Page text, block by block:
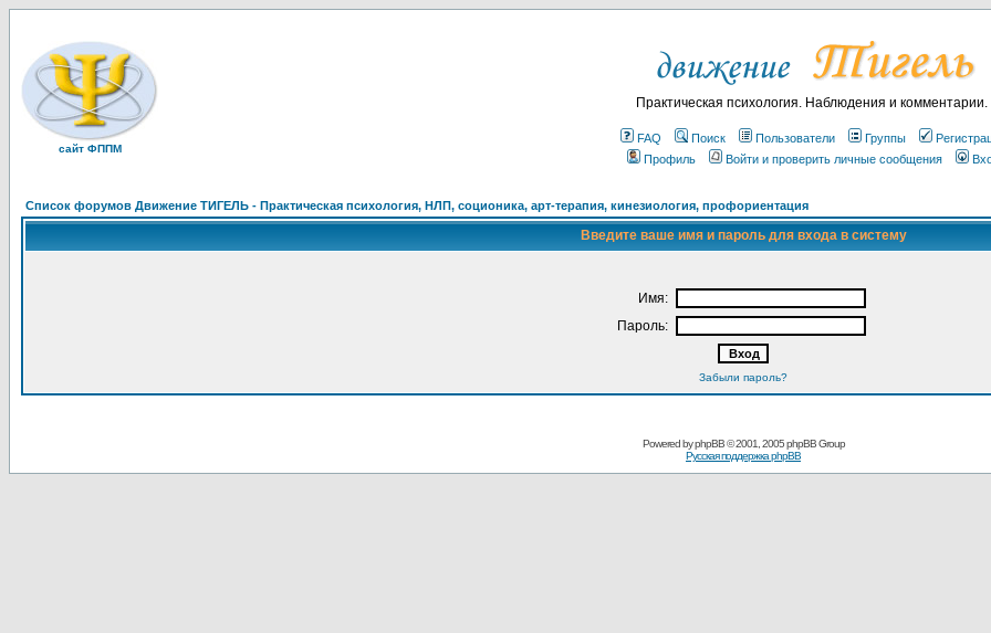
сайт ФППМ
Практическая психология. Наблюдения и комментарии.
FAQ Поиск Пользователи Группы
Профиль
Войти и проверить личные сообщения
Список форумов Движение ТИГЕЛЬ - Практическая психология, НЛП, соционика, арт-терапия, кинезиология, профориентация
Введите ваше имя и пароль для входа в систему
Имя:
Пароль:
Забыли пароль?
Powered byphpBB© 2001, 2005 phpBB Group
Русская поддержка phpBB